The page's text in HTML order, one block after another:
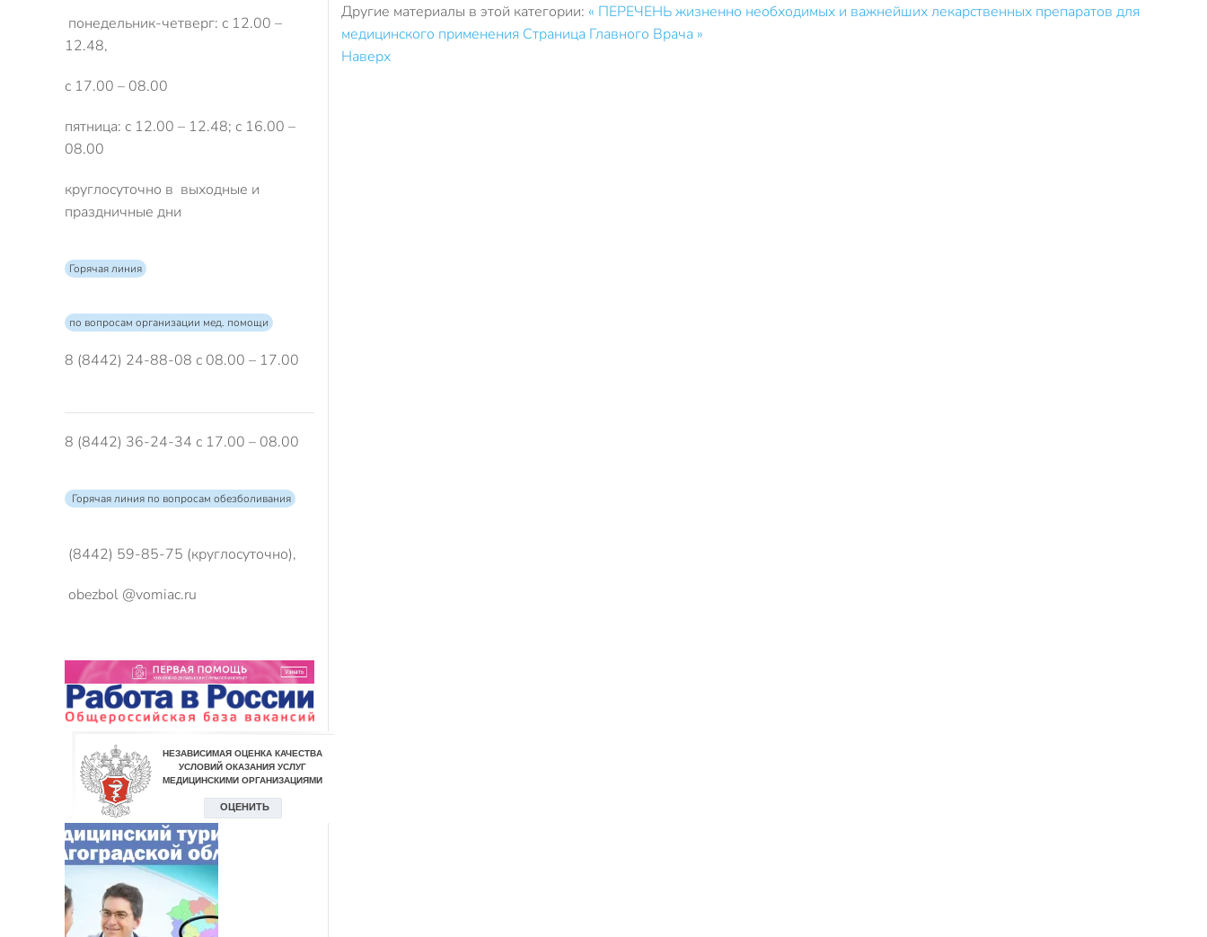
Другие материалы в этой категории: « ПЕРЕЧЕНЬ жизненно необходимых и важнейших лекарственных препаратов для
медицинского применения Страница Главного Врача »
Наверх
понедельник-четверг: с 12.00 –
12.48,
с 17.00 – 08.00
пятница: с 12.00 – 12.48; с 16.00 –
08.00
круглосуточно в выходные и
праздничные дни
Горячая линия
по вопросам организации мед. помощи
8 (8442) 24-88-08 с 08.00 – 17.00
8 (8442) 36-24-34 с 17.00 – 08.00
Горячая линия по вопросам обезболивания
(8442) 59-85-75 (круглосуточно),
obezbol @vomiac.ru